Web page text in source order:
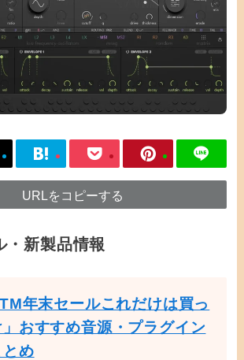
URLをコピーする
・新製品情報
年末セールこれだけは買っ
」おすすめ音源・プラグイン
め